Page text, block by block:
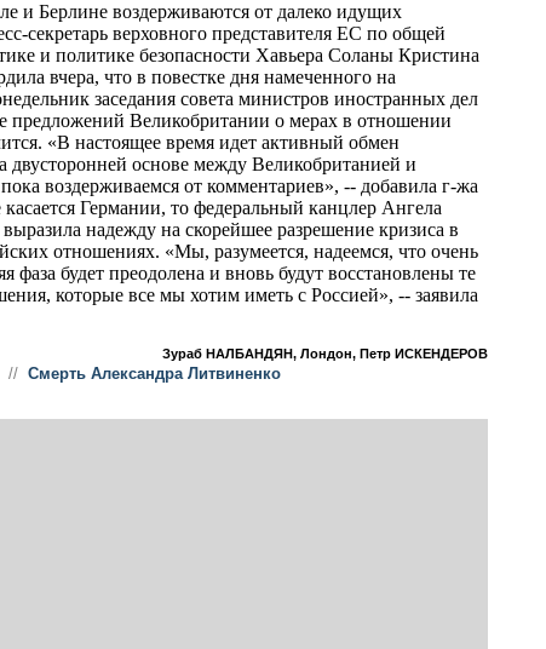
и Берлине воздерживаются от далеко идущих
секретарь верховного представителя ЕС по общей
и политике безопасности Хавьера Соланы Кристина
вчера, что в повестке дня намеченного на
заседания совета министров иностранных дел
предложений Великобритании о мерах в отношении
«В настоящее время идет активный обмен
двусторонней основе между Великобританией и
воздерживаемся от комментариев», -- добавила г-жа
Германии, то федеральный канцлер Ангела
надежду на скорейшее разрешение кризиса в
отношениях. «Мы, разумеется, надеемся, что очень
фаза будет преодолена и вновь будут восстановлены те
которые все мы хотим иметь с Россией», -- заявила
Зураб НАЛБАНДЯН, Лондон, Петр ИСКЕНДЕРОВ
// Cмерть Александра Литвиненко